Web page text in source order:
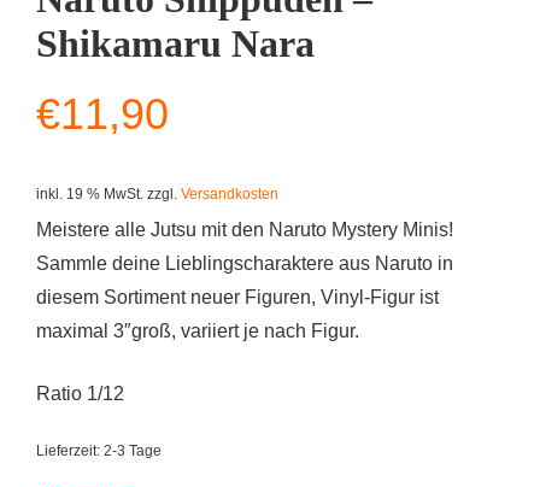
Shikamaru Nara
€11,90
inkl. 19 % MwSt. zzgl. Versandkosten
Meistere alle Jutsu mit den Naruto Mystery Minis!
Sammle deine Lieblingscharaktere aus Naruto in
diesem Sortiment neuer Figuren, Vinyl-Figur ist
maximal 3″groß, variiert je nach Figur.
Ratio 1/12
Lieferzeit: 2-3 Tage